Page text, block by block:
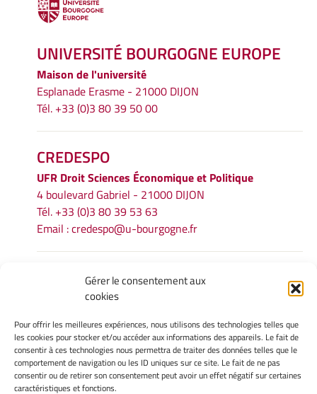
Gérer le consentement aux
cookies
Pour offrir les meilleures expériences, nous utilisons des technologies telles que
les cookies pour stocker et/ou accéder aux informations des appareils. Le fait de
consentir à ces technologies nous permettra de traiter des données telles que le
comportement de navigation ou les ID uniques sur ce site. Le fait de ne pas
consentir ou de retirer son consentement peut avoir un effet négatif sur certaines
caractéristiques et fonctions.
UNIVERSITÉ BOURGOGNE EUROPE
Maison de l'université
Esplanade Erasme - 21000 DIJON
Tél. +33 (0)3 80 39 50 00
CREDESPO
UFR Droit Sciences Économique et Politique
4 boulevard Gabriel - 21000 DIJON
Tél. +33 (0)3 80 39 53 63
Email :credespo@u-bourgogne.fr
INFORMATIONS LÉGALES
Mentions légales
Politique de cookies
Déclaration de confidentialité
Avertissement